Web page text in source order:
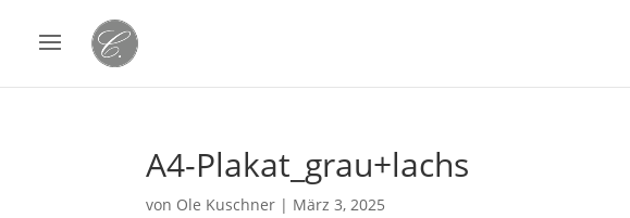
A4-Plakat_grau+lachs
von Ole Kuschner | März 3, 2025